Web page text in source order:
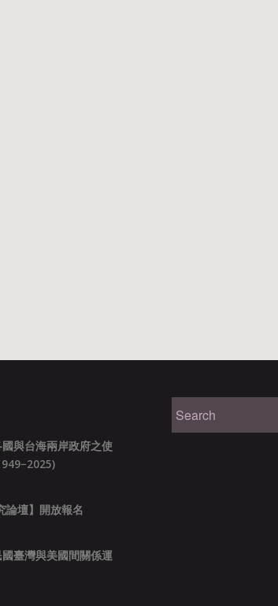
國與台海兩岸政府之使
論壇】開放報名
國臺灣與美國間關係運